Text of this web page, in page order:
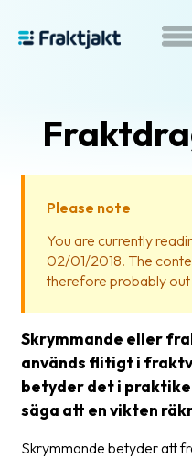
What
Help?
Please note
You are currently
02/01/2018. The
therefore probably
Skrymmande eller
används flitigt i
betyder det i
säga att en vikten
Skrymmande betyder att